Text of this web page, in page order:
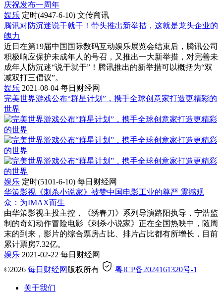
庆祝发布一周年
娱乐 定时(4947-6-10) 文传商讯
腾讯对防沉迷说干就干！带头推出新举措，这就是龙头企业的
魄力
近日在第19届中国国际数码互动娱乐展览会结束后，腾讯公司
积极响应保护未成年人的号召，又推出一大新举措，对完善未
成年人防沉迷“说干就干”！腾讯推出的新举措可以概括为“双
减双打三倡议”。
娱乐 2021-08-04 每日财经网
完美世界游戏公布“群星计划”，携手全球创意家打造更精彩的
世界
娱乐 定时(5101-6-10) 每日财经网
华策影视《刺杀小说家》被赞中国电影工业的尊严 震撼观
众：为IMAX而生
由华策影视主投主控，《绣春刀》系列导演路阳执导，宁浩监
制的奇幻动作冒险电影《刺杀小说家》正在全国热映中，随周
末的到来，影片的综合票房占比、排片占比都有所增长，目前
累计票房7.32亿。
娱乐 2021-02-22 每日财经网
©2026 每日财经网 版权所有 粤ICP备2024161320号-1
关于我们